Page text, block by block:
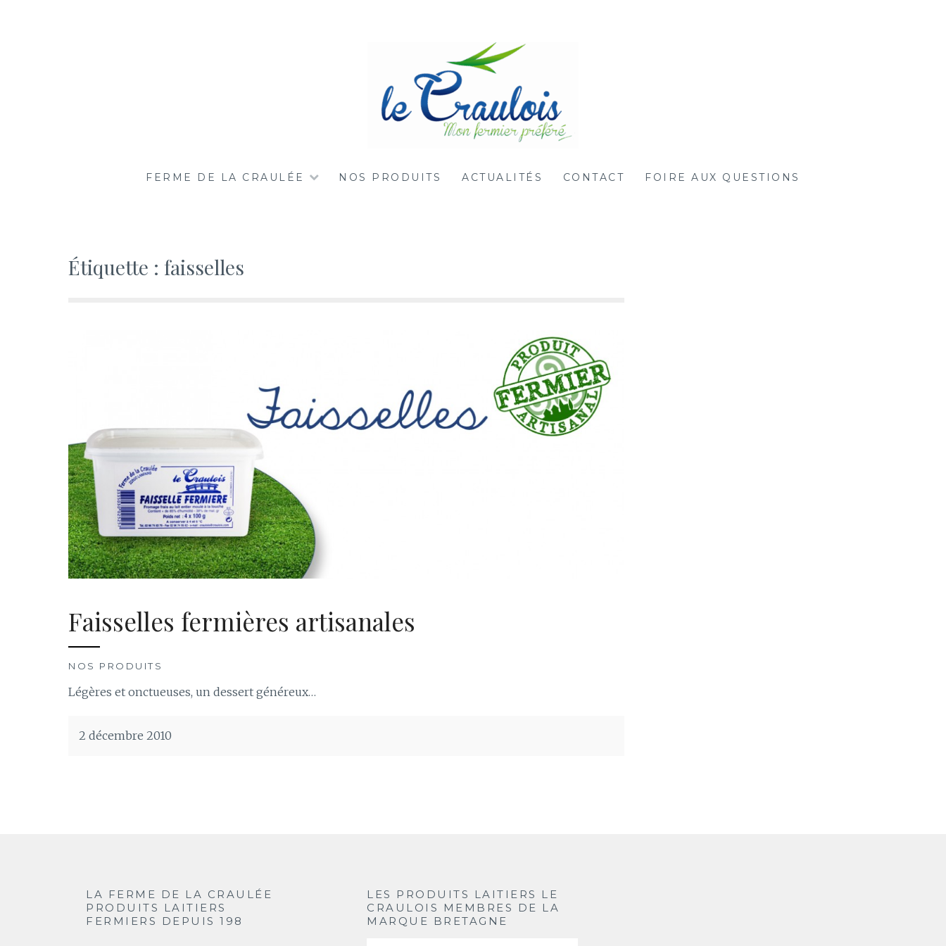
LE CRAULOIS
FERME DE LA CRAULÉE NOS PRODUITS ACTUALITÉS CONTACT FOIRE AUX QUESTIONS
Étiquette : faisselles
Faisselles fermières artisanales
NOS PRODUITS
Légères et onctueuses, un dessert généreux…
2 décembre 2010
LA FERME DE LA CRAULÉE
PRODUITS LAITIERS
FERMIERS DEPUIS 198
LES PRODUITS LAITIERS LE
CRAULOIS MEMBRES DE LA
MARQUE BRETAGNE